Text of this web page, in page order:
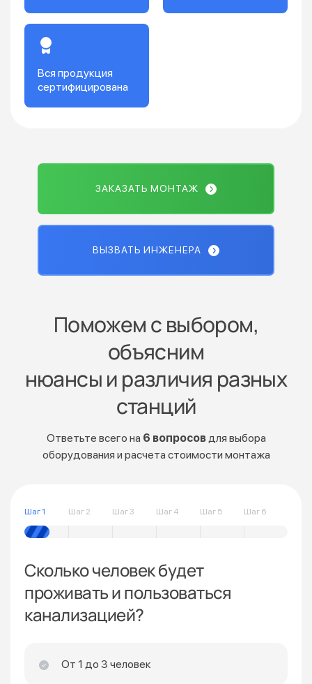
Вся продукция
сертифицирована
ЗАКАЗАТЬ МОНТАЖ
ВЫЗВАТЬ ИНЖЕНЕРА
Поможем с выбором,
объясним
нюансы и различия разных
станций
Ответьте всего на 6 вопросовдля выбора
оборудования и расчета стоимости монтажа
Шаг 1 Шаг 2 Шаг 3 Шаг 4 Шаг 5 Шаг 6
Сколько человек будет
проживать и пользоваться
канализацией?
От 1 до 3 человек